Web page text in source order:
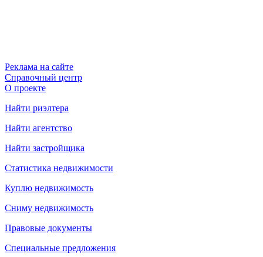
Реклама на сайте
Справочный центр
О проекте
Найти риэлтера
Найти агентство
Найти застройщика
Статистика недвижимости
Куплю недвижимость
Сниму недвижимость
Правовые документы
Специальные предложения